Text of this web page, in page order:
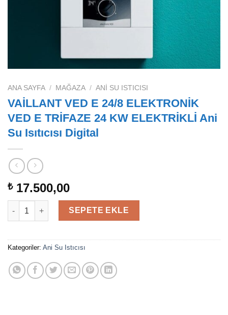
ANA SAYFA / MAĞAZA / ANI SU ISTICISI
VAİLLANT VED E 24/8 ELEKTRONİK
VED E TRİFAZE 24 KW ELEKTRİKLİ Ani
Su Isıtıcısı Digital
₺17.500,00
VAİLLANT VED E 24/8 ELEKTRONİK VED E TRİFAZE 24 KW
SEPETE EKLE
Kategoriler: Ani Su Istıcısı